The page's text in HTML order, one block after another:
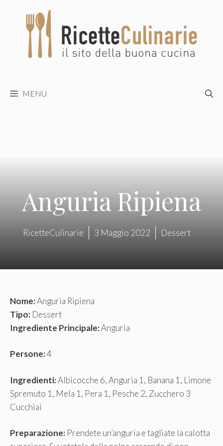
contenuto
MENU
Anguria Ripiena
RicetteCulinarie 3 Maggio 2022 Dessert
Nome:Anguria Ripiena
Tipo: Dessert
Ingrediente Principale:Anguria
Persone:4
Ingredienti:Albicocche 6, Anguria 1, Banana 1, Limone
Spremuto 1, Mela 1, Pera 1, Pesche 2, Zucchero 3
Cucchiai
Preparazione: Prendete un’anguria e tagliate la calotta